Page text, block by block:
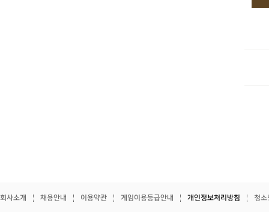
회사소개 채용안내 이용약관 게임이용등급안내 개인정보처리방침 청소